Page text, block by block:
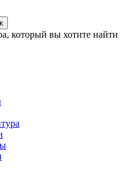
который вы хотите найти